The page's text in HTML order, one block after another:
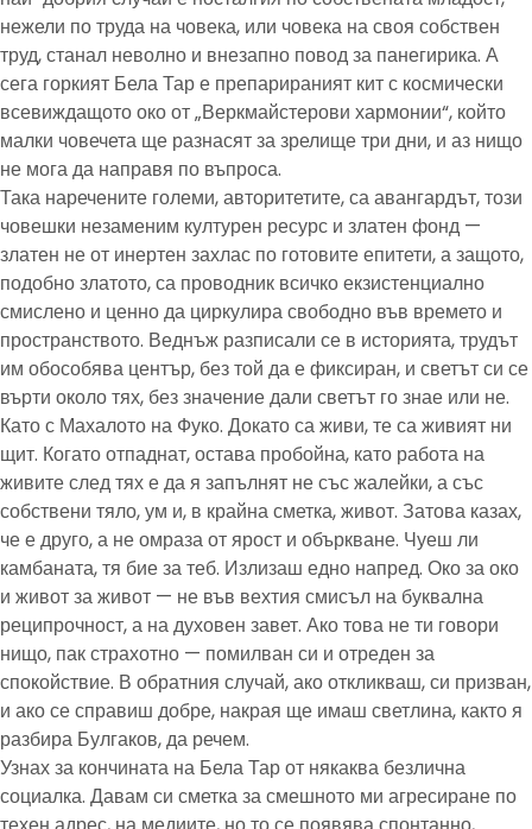
нежели по труда на човека, или човека на своя собствен
труд, станал неволно и внезапно повод за панегирика. А
сега горкият Бела Тар е препарираният кит с космически
всевиждащото око от „Веркмайстерови хармонии“, който
малки човечета ще разнасят за зрелище три дни, и аз нищо
не мога да направя по въпроса.
Така наречените големи, авторитетите, са авангардът, този
човешки незаменим културен ресурс и златен фонд —
златен не от инертен захлас по готовите епитети, а защото,
подобно златото, са проводник всичко екзистенциално
смислено и ценно да циркулира свободно във времето и
пространството. Веднъж разписали се в историята, трудът
им обособява център, без той да е фиксиран, и светът си се
върти около тях, без значение дали светът го знае или не.
Като с Махалото на Фуко. Докато са живи, те са живият ни
щит. Когато отпаднат, остава пробойна, като работа на
живите след тях е да я запълнят не със жалейки, а със
собствени тяло, ум и, в крайна сметка, живот. Затова казах,
че е друго, а не омраза от ярост и объркване. Чуеш ли
камбаната, тя бие за теб. Излизаш едно напред. Око за око
и живот за живот — не във вехтия смисъл на буквална
реципрочност, а на духовен завет. Ако това не ти говори
нищо, пак страхотно — помилван си и отреден за
спокойствие. В обратния случай, ако откликваш, си призван,
и ако се справиш добре, накрая ще имаш светлина, както я
разбира Булгаков, да речем.
Узнах за кончината на Бела Тар от някаква безлична
социалка. Давам си сметка за смешното ми агресиране по